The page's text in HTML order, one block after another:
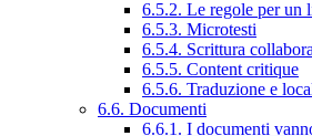
6.5.2. Le regole per un
6.5.3. Microtesti
6.5.4. Scrittura
6.5.5. Content critique
6.5.6. Traduzione e
6.6. Documenti
6.6.1. I documenti